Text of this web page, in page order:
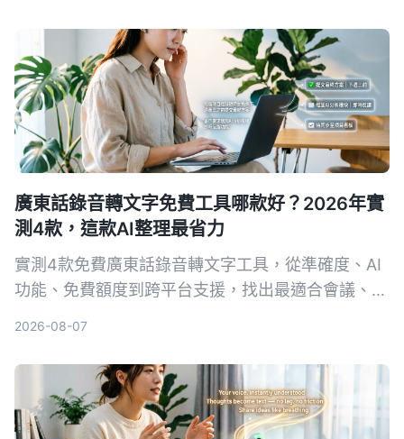
廣東話錄音轉文字免費工具哪款好？2026年實
測4款，這款AI整理最省力
實測4款免費廣東話錄音轉文字工具，從準確度、AI
功能、免費額度到跨平台支援，找出最適合會議、訪
字，而是可行動的知識。
2026-08-07